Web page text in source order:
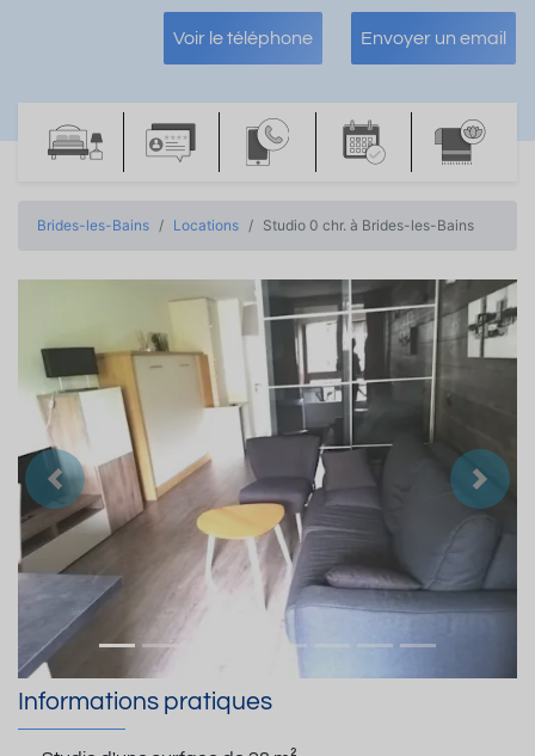
Voir le téléphone Envoyer un email
Brides-les-Bains Locations Studio 0 chr. à Brides-les-Bains
Précedent
Informations pratiques